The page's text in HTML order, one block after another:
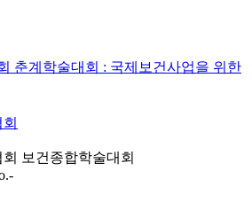
춘계학술대회 : 국제보건사업을 위한
보건종합학술대회